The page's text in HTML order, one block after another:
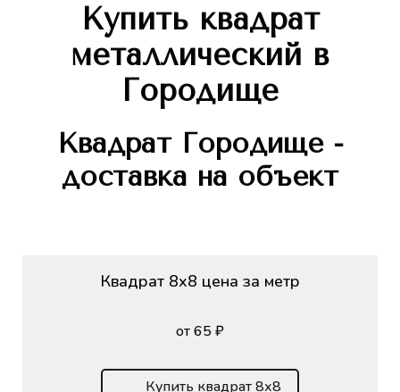
Купить квадрат
металлический в
Городище
КвадратГородище -
доставка на объект
Квадрат 8х8 цена за метр
от 65 ₽
Купить квадрат 8х8